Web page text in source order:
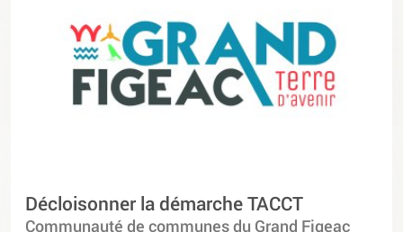
Décloisonner la démarche TACCT
Communauté de communes du Grand Figeac